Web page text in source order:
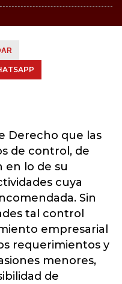
Derecho que las
de control, de
en lo de su
cuya
Sin
tal control
empresarial
requerimientos y
menores,
de